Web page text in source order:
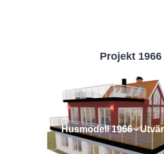
Projekt 1966
Husmodell 1966 -